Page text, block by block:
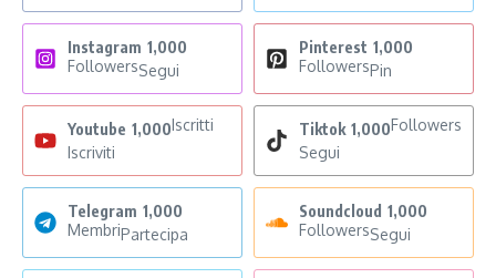
Instagram 1,000
FollowersSegui
Pinterest 1,000
FollowersPin
Youtube 1,000Iscritti
Iscriviti
Tiktok 1,000Followers
Segui
Telegram 1,000
MembriPartecipa
Soundcloud 1,000
FollowersSegui